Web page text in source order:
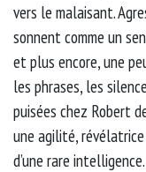
vers le malaisant.
sonnent comme un
et plus encore, une
les phrases, les
puisées chez Robert
une agilité, révélatrice
d’une rare intelligence.